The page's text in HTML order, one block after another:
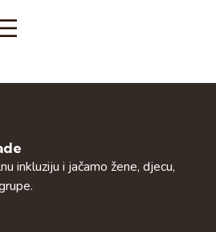
inkluziju i jačamo žene, djecu,